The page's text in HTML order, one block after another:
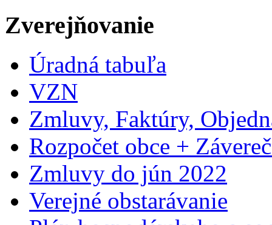
Zverejňovanie
Úradná tabuľa
VZN
Zmluvy, Faktúry,
Rozpočet obce +
Zmluvy do jún 2022
Verejné obstarávanie